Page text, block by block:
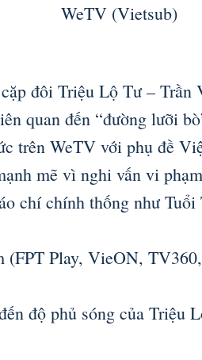
WeTV (Vietsub)
đôi Triệu Lộ Tư –
quan đến “đường lưỡi
trên WeTV với phụ đề
mẽ vì nghi vấn vi
chí chính thống như
(FPT Play, VieON,
độ phủ sóng của Triệu